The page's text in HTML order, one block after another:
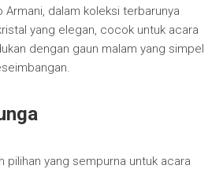
Armani, dalam koleksi terbarunya
yang elegan, cocok untuk acara
dengan gaun malam yang simpel
pilihan yang sempurna untuk acara